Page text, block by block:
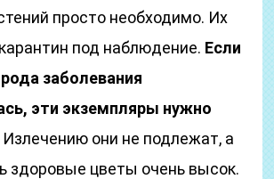
просто необходимо. Их
под наблюдение. Если
заболевания
эти экземпляры нужно
Излечению они не подлежат, а
здоровые цветы очень высок.